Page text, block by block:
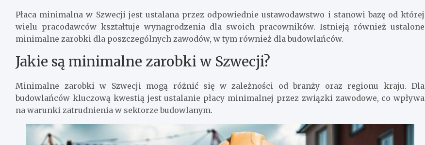
Płaca minimalna w Szwecji jest ustalana przez odpowiednie ustawodawstwo i stanowi bazę od której
wielu pracodawców kształtuje wynagrodzenia dla swoich pracowników. Istnieją również ustalone
minimalne zarobki dla poszczególnych zawodów, w tym również dla budowlańców.
Jakie są minimalne zarobki w Szwecji?
Minimalne zarobki w Szwecji mogą różnić się w zależności od branży oraz regionu kraju. Dla
budowlańców kluczową kwestią jest ustalanie płacy minimalnej przez związki zawodowe, co wpływa
na warunki zatrudnienia w sektorze budowlanym.